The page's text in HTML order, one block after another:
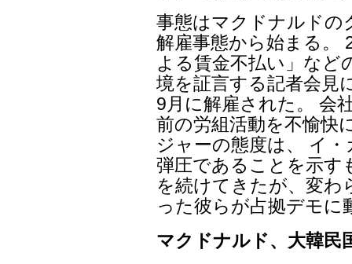
事態はマクドナルドの
解雇事態から始まる。
よる賃金不払い」など
境を証言する記者会見
9月に解雇された。 会
前の労組活動を不愉快
ジャーの態度は、 イ
弾圧であることを示す
を続けてきたが、変わ
った彼らが占拠デモに
マクドナルド、大韓民